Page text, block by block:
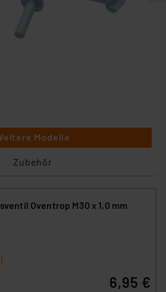
Modelle
Zubehör
Oventrop M30 x 1,0 mm
6,95 €